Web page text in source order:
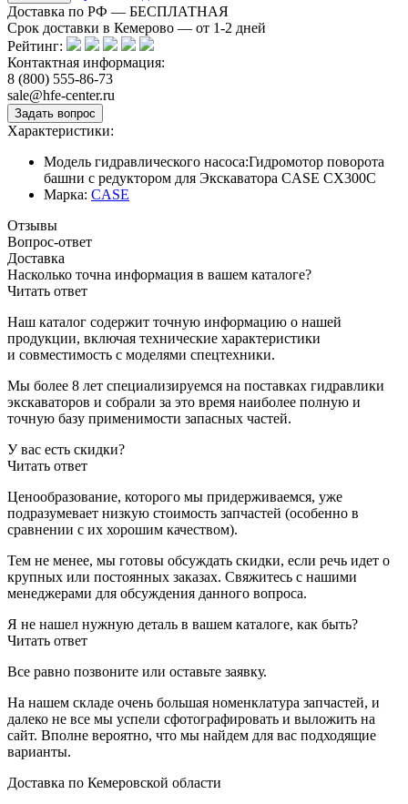
Доставка по РФ — БЕСПЛАТНАЯ
Срок доставки в Кемерово — от 1-2 дней
Рейтинг:
Контактная информация:
8 (800) 555-86-73
sale@hfe-center.ru
Характеристики:
Модель гидравлического насоса:Гидромотор поворота
башни с редуктором для Экскаватора CASE CX300C
Марка: CASE
Отзывы
Вопрос-ответ
Доставка
Насколько точна информация в вашем каталоге?
Читать ответ
Наш каталог содержит точную информацию о нашей
продукции, включая технические характеристики
и совместимость с моделями спецтехники.
Мы более 8 лет специализируемся на поставках гидравлики
экскаваторов и собрали за это время наиболее полную и
точную базу применимости запасных частей.
У вас есть скидки?
Читать ответ
Ценообразование, которого мы придерживаемся, уже
подразумевает низкую стоимость запчастей (особенно в
сравнении с их хорошим качеством).
Тем не менее, мы готовы обсуждать скидки, если речь идет о
крупных или постоянных заказах. Свяжитесь с нашими
менеджерами для обсуждения данного вопроса.
Я не нашел нужную деталь в вашем каталоге, как быть?
Читать ответ
Все равно позвоните или оставьте заявку.
На нашем складе очень большая номенклатура запчастей, и
далеко не все мы успели сфотографировать и выложить на
сайт. Вполне вероятно, что мы найдем для вас подходящие
варианты.
Доставка по Кемеровской области